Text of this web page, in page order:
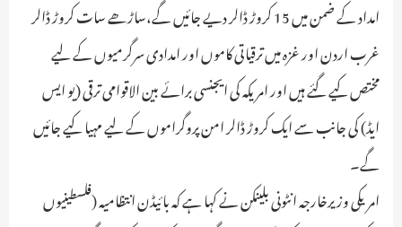
امداد کے ضمن میں 15 کروڑ ڈالر دیے جائیں گے،ساڑھے سات کروڑ ڈالر
غرب اردن اور غزہ میں ترقیاتی کاموں اور امدادی سرگرمیوں کے لیے
مختص کیے گئے ہیں اور امریکہ کی ایجنسی برائے بین الاقوامی ترقی (یو ایس
ایڈ) کی جانب سے ایک کروڑ ڈالر امن پروگراموں کے لیے مہیا کیے جائیں
گے۔
امریکی وزیرخارجہ انٹونی بلینکن نے کہا ہے کہ بائیڈن انتظامیہ (فلسطینیوں